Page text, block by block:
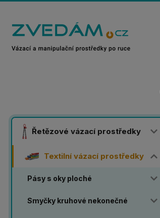
Řetězové vázací prostředky
Textilní vázací prostředky
Pásy s oky ploché
Smyčky kruhové nekonečné